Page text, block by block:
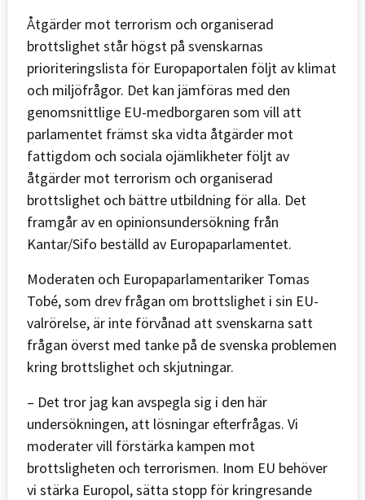
Åtgärder mot terrorism och organiserad
brottslighet står högst på svenskarnas
prioriteringslista för Europaportalen följt av klimat
och miljöfrågor. Det kan jämföras med den
genomsnittlige EU-medborgaren som vill att
parlamentet främst ska vidta åtgärder mot
fattigdom och sociala ojämlikheter följt av
åtgärder mot terrorism och organiserad
brottslighet och bättre utbildning för alla. Det
framgår av en opinionsundersökning från
Kantar/Sifo beställd av Europaparlamentet.
Moderaten och Europaparlamentariker Tomas
Tobé, som drev frågan om brottslighet i sin EU-
valrörelse, är inte förvånad att svenskarna satt
frågan överst med tanke på de svenska problemen
kring brottslighet och skjutningar.
– Det tror jag kan avspegla sig i den här
undersökningen, att lösningar efterfrågas. Vi
moderater vill förstärka kampen mot
brottsligheten och terrorismen. Inom EU behöver
vi stärka Europol, sätta stopp för kringresande